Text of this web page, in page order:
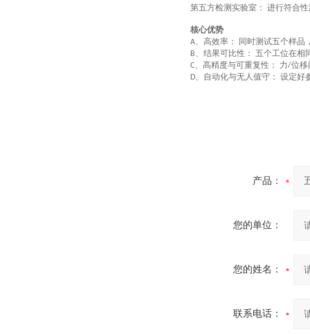
第五方检测实验室： 进行符合
核心优势
A、 高效率： 同时测试五个样品
B、 结果可比性： 五个工位在相
C、 高精度与可重复性： 力/位移
D、 自动化与无人值守： 设定好
产品：
您的单位：
您的姓名：
联系电话：